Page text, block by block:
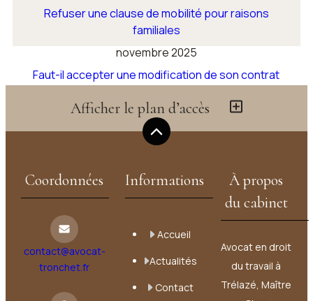
Refuser une clause de mobilité pour raisons
familiales
novembre 2025
Faut-il accepter une modification de son contrat
Voir toutes les actualités
Afficher le plan d’accès
Coordonnées
contact@avocat-
tronchet.fr
Informations
Accueil
Actualités
Contact
À propos
du cabinet
Avocat en droit
du travail à
Trélazé, Maître